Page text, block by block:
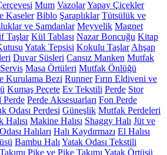
Mum VazolarYapay Çiçekler
Kaseler Biblo Şaraplıklar Tütsülük ve
ve Şamdanlar Meyvelik Magnet
Taşlar Kül Tablası Nazar Boncuğu Kitap
Yatak Tepsisi Kokulu Taşlar Ahşap
Duvar Süsleri Cansız Manken Mutfak
Masa Örtüleri Mutfak Önlüğü
Kurulama Bezi Runner Fırın Eldiveni ve
Kumaş Peçete Ev Tekstili Perde Stor
Perde Perde Aksesuarları Fon Perde
Odası Perdesi Güneşlik Mutfak Perdeleri
Halısı Makine Halısı Shaggy Halı Jüt ve
Halıları Halı Kaydırmazı El Halısı
Bambu Halı Yatak Odası Tekstili
Pike ve Pike Takımı Yatak Örtüsü